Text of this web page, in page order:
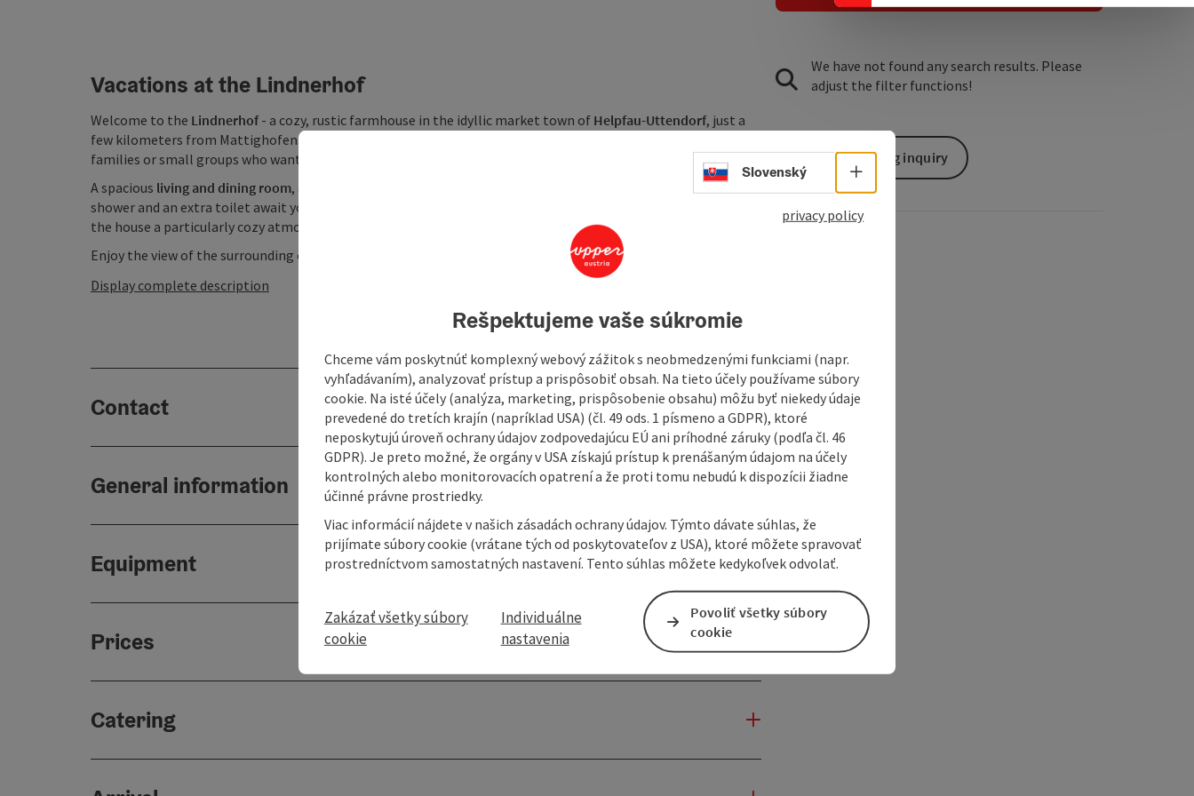
Vacations at the Lindnerhof
Welcome to the Lindnerhof- a cozy, rustic farmhouse in the idyllic market town of Helpfau-Uttendorf, just a
few kilometers from Mattighofen. The lovingly furnished house offers around
families or small groups who want to enjoy country life to the full.
A spacious living and dining room, a fully equipped
, three cozy bedrooms, a bathroom with
shower and an extra toilet await you on two floors. The rustic wooden floorboards and warm furnishings give
the house a particularly cozy atmosphere.
Enjoy the view of the surrounding countryside, ...
Display complete description
Contact
General information
Equipment
Prices
Catering
We have not found any search results. Please
adjust the filter functions!
non-binding inquiry
Select language - Open menu
Slovenský
privacy policy
Rešpektujeme vaše súkromie
Chceme vám poskytnúť komplexný webový zážitok s neobmedzenými funkciami (napr.
vyhľadávaním), analyzovať prístup a prispôsobiť obsah. Na tieto účely používame súbory
cookie. Na isté účely (analýza, marketing, prispôsobenie obsahu) môžu byť niekedy údaje
prevedené do tretích krajín (napríklad USA) (čl. 49 ods. 1 písmeno a GDPR), ktoré
neposkytujú úroveň ochrany údajov zodpovedajúcu EÚ ani príhodné záruky (podľa čl. 46
GDPR). Je preto možné, že orgány v USA získajú prístup k prenášaným údajom na účely
kontrolných alebo monitorovacích opatrení a že proti tomu nebudú k dispozícii žiadne
účinné právne prostriedky.
Viac informácií nájdete v našich zásadách ochrany údajov. Týmto dávate súhlas, že
prijímate súbory cookie (vrátane tých od poskytovateľov z USA), ktoré môžete spravovať
prostredníctvom samostatných nastavení. Tento súhlas môžete kedykoľvek odvolať.
Zakázať všetky súbory
cookie
Individuálne
nastavenia
Povoliť všetky súbory
cookie